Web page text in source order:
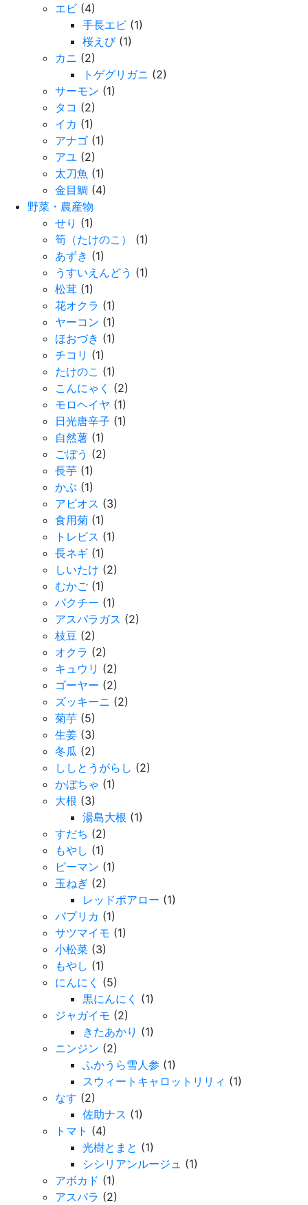
エビ (4)
手長エビ (1)
桜えび(1)
カニ (2)
トゲグリガニ (2)
サーモン (1)
タコ (2)
イカ (1)
アナゴ (1)
アユ (2)
太刀魚 (1)
金目鯛 (4)
野菜・農産物
せり (1)
筍（たけのこ）
(1)
あずき (1)
うすいえんどう (1)
松茸 (1)
花オクラ (1)
ヤーコン (1)
ほおづき (1)
チコリ (1)
たけのこ (1)
こんにゃく (2)
モロヘイヤ (1)
日光唐辛子 (1)
自然薯 (1)
ごぼう (2)
長芋 (1)
かぶ (1)
アピオス (3)
食用菊 (1)
トレビス (1)
長ネギ (1)
しいたけ (2)
むかご (1)
パクチー (1)
アスパラガス (2)
枝豆 (2)
オクラ (2)
キュウリ (2)
ゴーヤー (2)
ズッキーニ (2)
菊芋 (5)
生姜 (3)
冬瓜 (2)
ししとうがらし (2)
かぼちゃ (1)
大根 (3)
湯島大根 (1)
すだち (2)
もやし (1)
ピーマン (1)
玉ねぎ (2)
レッドポアロー (1)
パプリカ (1)
サツマイモ (1)
小松菜 (3)
もやし (1)
にんにく (5)
黒にんにく (1)
ジャガイモ (2)
きたあかり (1)
ニンジン (2)
ふかうら雪人参 (1)
スウィートキャロットリリィ (1)
なす (2)
佐助ナス (1)
トマト (4)
光樹とまと (1)
シシリアンルージュ (1)
アボカド (1)
アスパラ (2)